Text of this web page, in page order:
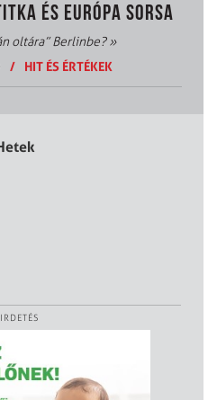
ÉS EURÓPA SORSA
oltára” Berlinbe?»
/ HIT ÉS ÉRTÉKEK